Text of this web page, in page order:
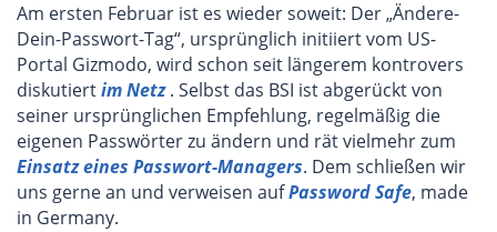
Am ersten Februar ist es wieder soweit: Der „Ändere-
Dein-Passwort-Tag“, ursprünglich initiiert vom US-
Portal Gizmodo, wird schon seit längerem kontrovers
diskutiertim Netz. Selbst das BSI ist abgerückt von
seiner ursprünglichen Empfehlung, regelmäßig die
eigenen Passwörter zu ändern und rät vielmehr zum
Einsatz eines Passwort-Managers. Dem schließen wir
uns gerne an und verweisen aufPassword Safe, made
in Germany.